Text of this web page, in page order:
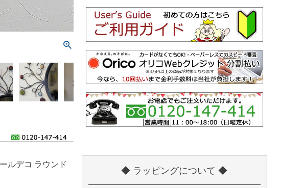
ルデコ ラウンド
◆ ラッピングについて ◆